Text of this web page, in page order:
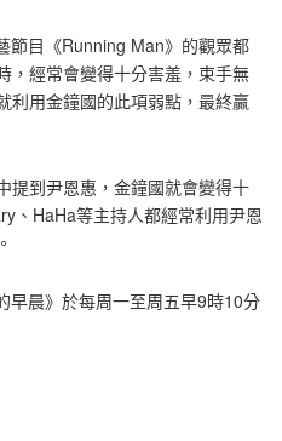
節目《Running Man》的觀眾都
，經常會變得十分害羞，束手無
利用金鐘國的此項弱點，最終贏
提到尹恩惠，金鐘國就會變得十
、HaHa等主持人都經常利用尹恩
早晨》於每周一至周五早9時10分